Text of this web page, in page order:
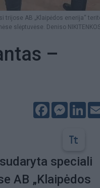
trijose AB „Klaipėdos enerija“
slėptuvėse. Deniso
–
Facebook
speciali
AB „Klaipėdos